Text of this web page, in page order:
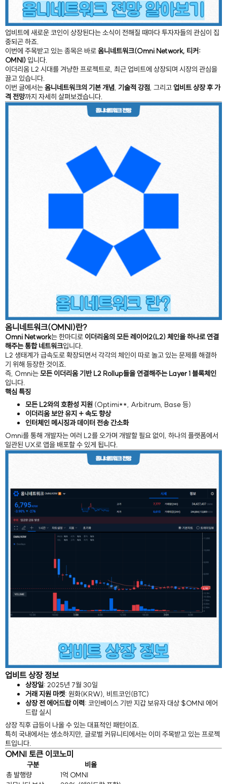
업비트에 새로운 코인이 상장된다는 소식이 전해질 때마다 투자자들의 관심이 집
중되곤 하죠.
이번에 주목받고 있는 종목은 바로옴니네트워크(Omni Network, 티커:
OMNI) 입니다.
이더리움 L2 시대를 겨냥한 프로젝트로, 최근 업비트에 상장되며 시장의 관심을
끌고 있습니다.
이번 글에서는옴니네트워크의 기본 개념 기술적 강점 , 그리고업비트 상장 후 가
격 전망까지 자세히 살펴보겠습니다.
옴니네트워크(OMNI)란?
Omni Network는 한마디로 이더리움의 모든 레이어2(L2) 체인을 하나로 연결
해주는 통합 네트워크입니다.
L2 생태계가 급속도로 확장되면서 각각의 체인이 따로 놀고 있는 문제를 해결하
기 위해 등장한 것이죠.
즉, Omni는모든 이더리움 기반 L2 Rollup들을 연결해주는 Layer 1 블록체인
입니다.
핵심 특징
모든 L2와의 호환성 지원 (Optimi**, Arbitrum, Base 등)
이더리움 보안 유지 + 속도 향상
인터체인 메시징과 데이터 전송 간소화
Omni를 통해 개발자는 여러 L2를 오가며 개발할 필요 없이, 하나의 플랫폼에서
일관된 UX로 앱을 배포할 수 있게 됩니다.
업비트 상장 정보
상장일: 2025년 7월 30일
거래 지원 마켓: 원화(KRW), 비트코인(BTC)
상장 전 에어드랍 이력: 코인베이스 기반 지갑 보유자 대상 $OMNI 에어
드랍 실시
상장 직후 급등이 나올 수 있는 대표적인 패턴이죠.
특히 국내에서는 생소하지만, 글로벌 커뮤니티에서는 이미 주목받고 있는 프로젝
트입니다.
OMNI 토큰 이코노미
구분
비율
총 발행량
1억 OMNI